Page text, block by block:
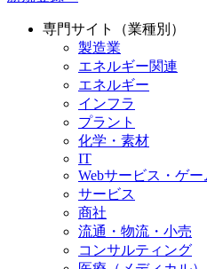
専門サイト（業種別）
製造業
エネルギー関連
エネルギー
インフラ
プラント
化学・素材
IT
Webサービス・ゲー
サービス
商社
流通・物流・小売
コンサルティング